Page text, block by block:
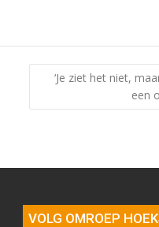
‘Je ziet het niet,
een
VOLG OMROEP